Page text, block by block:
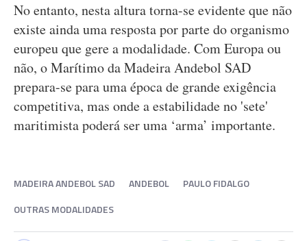
No entanto, nesta altura torna-se evidente que não
existe ainda uma resposta por parte do organismo
europeu que gere a modalidade. Com Europa ou
não, o Marítimo da Madeira Andebol SAD
prepara-se para uma época de grande exigência
competitiva, mas onde a estabilidade no 'sete'
maritimista poderá ser uma ‘arma’ importante.
MADEIRA ANDEBOL SAD ANDEBOL
PAULO FIDALGO
OUTRAS MODALIDADES